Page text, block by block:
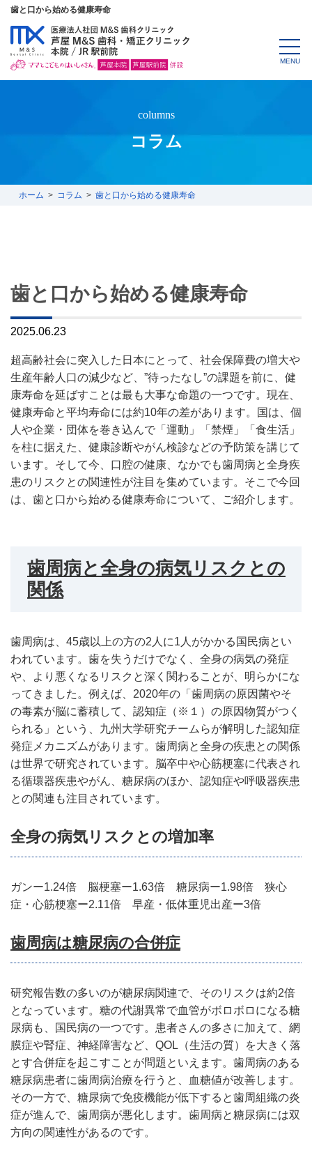
歯と口から始める健康寿命
MENU
columns
コラム
ホーム コラム 歯と口から始める健康寿命
歯と口から始める健康寿命
2025.06.23
超高齢社会に突入した日本にとって、社会保障費の増大や
生産年齢人口の減少など、”待ったなし”の課題を前に、健
康寿命を延ばすことは最も大事な命題の一つです。現在、
健康寿命と平均寿命には約10年の差があります。国は、個
人や企業・団体を巻き込んで「運動」「禁煙」「食生活」
を柱に据えた、健康診断やがん検診などの予防策を講じて
います。そして今、口腔の健康、なかでも歯周病と全身疾
患のリスクとの関連性が注目を集めています。そこで今回
は、歯と口から始める健康寿命について、ご紹介します。
歯周病と全身の病気リスクとの
関係
歯周病は、 45歳以上の方の2 人に1 人がかかる国民病とい
われています。歯を失うだけでなく、全身の病気の発症
や、より悪くなるリスクと深く関わることが、明らかにな
ってきました。例えば、 2020年の「歯周病の原因菌やそ
の毒素が脳に蓄積して、認知症（※１）の原因物質がつく
られる」という、九州大学研究チームらが解明した認知症
発症メカニズムがあります。歯周病と全身の疾患との関係
は世界で研究されています。脳卒中や心筋梗塞に代表され
る循環器疾患やがん、糖尿病のほか、認知症や呼吸器疾患
との関連も注目されています。
全身の病気リスクとの増加率
ガンー1.24倍 脳梗塞ー1.63倍 糖尿病ー1.98倍 狭心
症・心筋梗塞ー2.11倍 早産・低体重児出産ー3倍
歯周病は糖尿病の合併症
研究報告数の多いのが糖尿病関連で、そのリスクは約2倍
となっています。糖の代謝異常で血管がボロボロになる糖
尿病も、国民病の一つです。患者さんの多さに加えて、網
膜症や腎症、神経障害など、 QOL （生活の質）を大きく落
とす合併症を起こすことが問題といえます。歯周病のある
糖尿病患者に歯周病治療を行うと、血糖値が改善します。
その一方で、糖尿病で免疫機能が低下すると歯周組織の炎
症が進んで、歯周病が悪化します。歯周病と糖尿病には双
方向の関連性があるのです。